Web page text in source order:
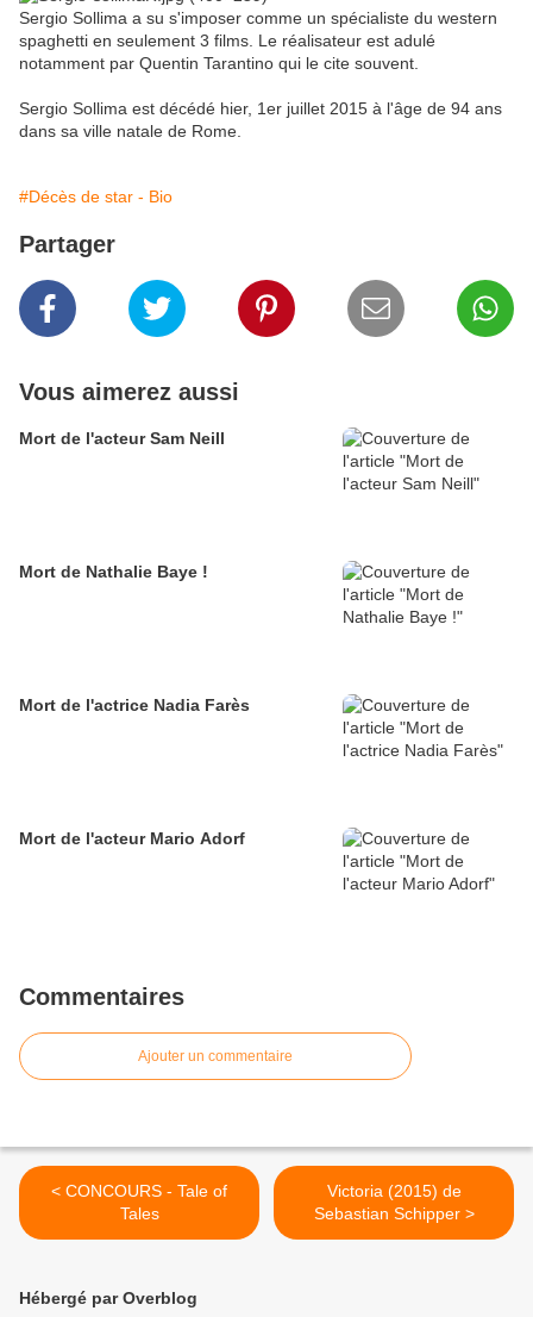
Sergio Sollima a su s'imposer comme un spécialiste du western
spaghetti en seulement 3 films. Le réalisateur est adulé
notamment par Quentin Tarantino qui le cite souvent.
Sergio Sollima est décédé hier, 1er juillet 2015 à l'âge de 94 ans
dans sa ville natale de Rome.
#Décès de star - Bio
Partager
Vous aimerez aussi
Mort de l'acteur Sam Neill
Mort de Nathalie Baye !
Mort de l'actrice Nadia Farès
Mort de l'acteur Mario Adorf
Commentaires
Ajouter un commentaire
< CONCOURS - Tale of
Tales
Victoria (2015) de
Sebastian Schipper >
Hébergé par Overblog